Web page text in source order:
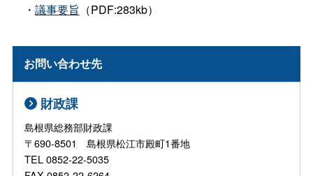
・ 議事要旨 （PDF:283kb）
お問い合わせ先
財政課
島根県総務部財政課
〒690-8501 島根県松江市殿町1番地
TEL 0852-22-5035